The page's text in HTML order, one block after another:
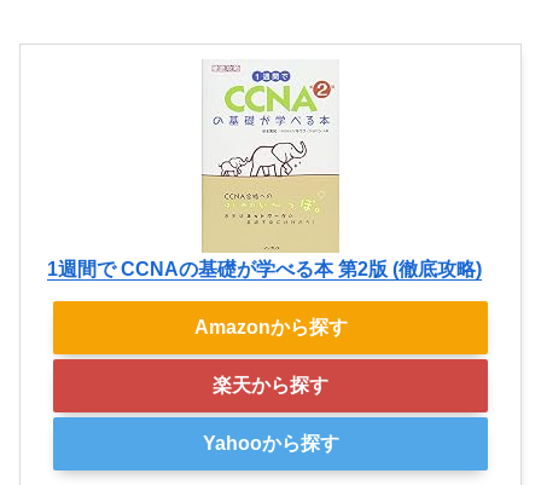
1週間で CCNAの基礎が学べる本 第2版 (徹底攻略)
Amazonから探す
楽天から探す
Yahooから探す